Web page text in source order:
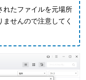
れたファイルを元場所
せんので注意してく